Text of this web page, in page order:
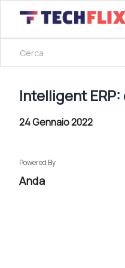
Intelligent ERP: cos’è,
Intelligent
24 Gennaio 2022
Powered By
Anda